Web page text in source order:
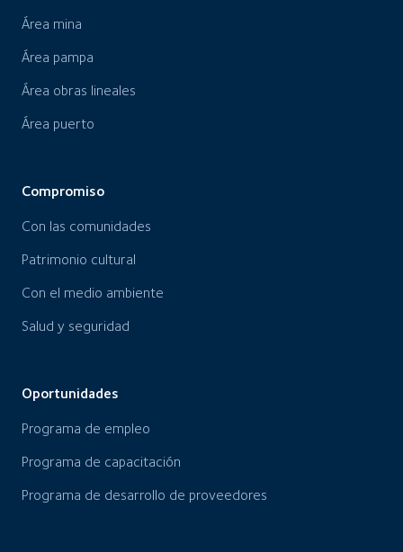
Área mina
Área pampa
Área obras lineales
Área puerto
Compromiso
Con las comunidades
Patrimonio cultural
Con el medio ambiente
Salud y seguridad
Oportunidades
Programa de empleo
Programa de capacitación
Programa de desarrollo de proveedores